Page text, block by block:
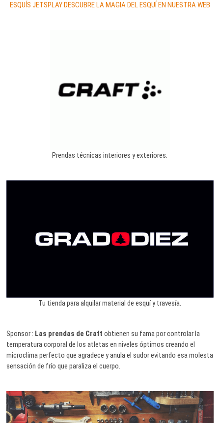
ESQUÍS JETSPLAY DESCUBRE LA MAGIA DEL ESQUÍ EN NUESTRA WEB
Prendas técnicas interiores y exteriores.
Tu tienda para alquilar material de esquí y travesía.
Sponsor : Las prendas de Craft obtienen su fama por controlar la
temperatura corporal de los atletas en niveles óptimos creando el
microclima perfecto que agradece y anula el sudor evitando esa molesta
sensación de frío que paraliza el cuerpo.